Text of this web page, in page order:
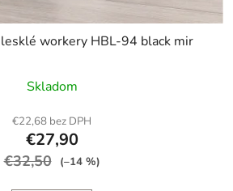
workery HBL-94 black mir
Skladom
€22,68 bez DPH
€27,90
€32,50 (–14 %)